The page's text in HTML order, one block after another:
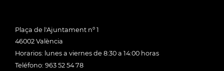
Plaça de l'Ajuntament nº 1
46002 València
Horarios: lunes a viernes de 8:30 a 14:00 horas
Teléfono: 963 52 54 78